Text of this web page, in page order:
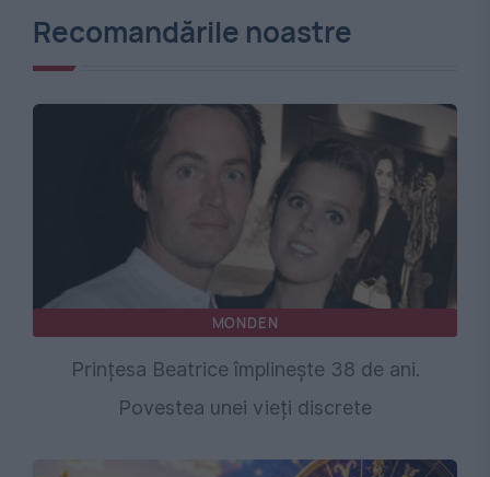
Recomandările noastre
MONDEN
Prințesa Beatrice împlinește 38 de ani.
Povestea unei vieți discrete